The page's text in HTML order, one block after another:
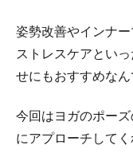
姿勢改善やインナー
ストレスケアとい
せにもおすすめなん
今回はヨガのポー
にアプローチして